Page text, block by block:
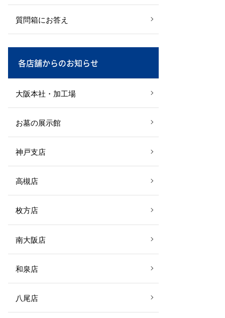
質問箱にお答え
各店舗からのお知らせ
大阪本社・加工場
お墓の展示館
神戸支店
高槻店
枚方店
南大阪店
和泉店
八尾店